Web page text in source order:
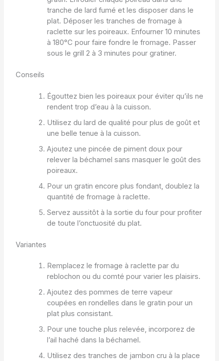
tranche de lard fumé et les disposer dans le
plat. Déposer les tranches de fromage à
raclette sur les poireaux. Enfourner 10 minutes
à 180°C pour faire fondre le fromage. Passer
sous le grill 2 à 3 minutes pour gratiner.
Conseils
Égouttez bien les poireaux pour éviter qu’ils ne
rendent trop d’eau à la cuisson.
Utilisez du lard de qualité pour plus de goût et
une belle tenue à la cuisson.
Ajoutez une pincée de piment doux pour
relever la béchamel sans masquer le goût des
poireaux.
Pour un gratin encore plus fondant, doublez la
quantité de fromage à raclette.
Servez aussitôt à la sortie du four pour profiter
de toute l’onctuosité du plat.
Variantes
Remplacez le fromage à raclette par du
reblochon ou du comté pour varier les plaisirs.
Ajoutez des pommes de terre vapeur
coupées en rondelles dans le gratin pour un
plat plus consistant.
Pour une touche plus relevée, incorporez de
l’ail haché dans la béchamel.
Utilisez des tranches de jambon cru à la place